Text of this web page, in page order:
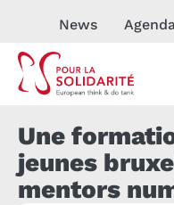
News
Une
jeunes
mentors